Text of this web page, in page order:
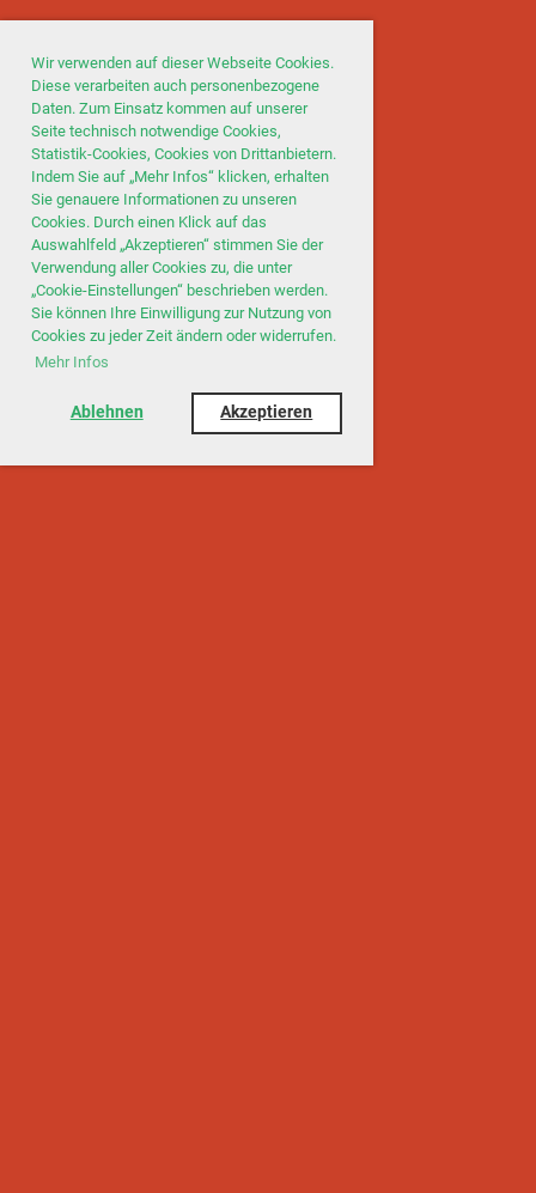
Wir verwenden auf dieser Webseite Cookies.
Diese verarbeiten auch personenbezogene
Daten. Zum Einsatz kommen auf unserer
Seite technisch notwendige Cookies,
Statistik-Cookies, Cookies von Drittanbietern.
Indem Sie auf „Mehr Infos“ klicken, erhalten
Sie genauere Informationen zu unseren
Cookies. Durch einen Klick auf das
Auswahlfeld „Akzeptieren“ stimmen Sie der
Verwendung aller Cookies zu, die unter
„Cookie-Einstellungen“ beschrieben werden.
Sie können Ihre Einwilligung zur Nutzung von
Cookies zu jeder Zeit ändern oder widerrufen.
Mehr Infos
Ablehnen Akzeptieren